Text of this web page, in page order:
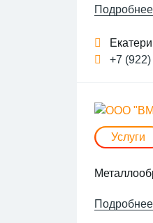
Подробнее
+7
Услуги
Подробнее